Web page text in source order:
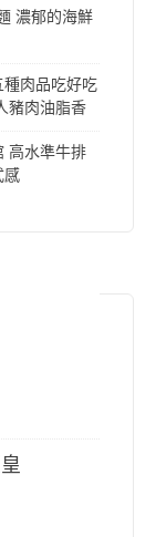
濃郁的海鮮
肉品吃好吃
豬肉油脂香
高水準牛排
感